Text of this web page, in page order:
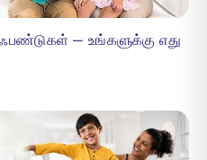
ஃபண்டுகள் — உங்களுக்கு எது